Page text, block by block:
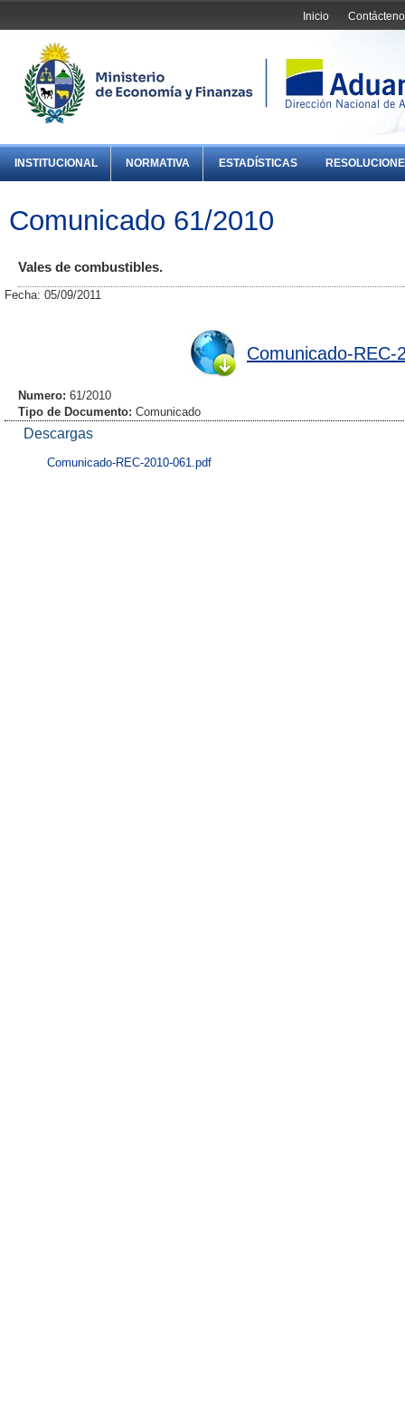
Inicio
INSTITUCIONAL NORMATIVA ESTADÍSTICAS
Comunicado 61/2010
Vales de combustibles.
Fecha: 05/09/2011
Comunicado-REC-
Numero: 61/2010
Tipo de Documento: Comunicado
Descargas
Comunicado-REC-2010-061.pdf